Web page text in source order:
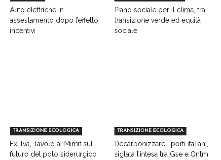
Auto elettriche in
assestamento dopo l’effetto
incentivi
Piano sociale per il clima, tra
transizione verde ed equità
sociale
TRANSIZIONE ECOLOGICA
Ex Ilva, Tavolo al Mimit sul
futuro del polo siderurgico
TRANSIZIONE ECOLOGICA
Decarbonizzare i porti italiani,
siglata l’intesa tra Gse e Ontm